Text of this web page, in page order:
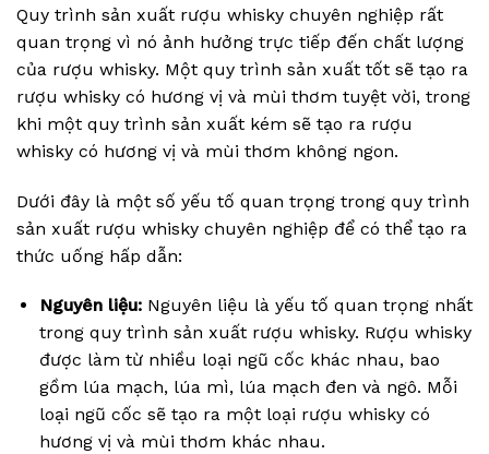
Quy trình sản xuất rượu whisky chuyên nghiệp rất
quan trọng vì nó ảnh hưởng trực tiếp đến chất lượng
của rượu whisky. Một quy trình sản xuất tốt sẽ tạo ra
rượu whisky có hương vị và mùi thơm tuyệt vời, trong
khi một quy trình sản xuất kém sẽ tạo ra rượu
whisky có hương vị và mùi thơm không ngon.
Dưới đây là một số yếu tố quan trọng trong quy trình
sản xuất rượu whisky chuyên nghiệp để có thể tạo ra
thức uống hấp dẫn:
Nguyên liệu:Nguyên liệu là yếu tố quan trọng nhất
trong quy trình sản xuất rượu whisky. Rượu whisky
được làm từ nhiều loại ngũ cốc khác nhau, bao
gồm lúa mạch, lúa mì, lúa mạch đen và ngô. Mỗi
loại ngũ cốc sẽ tạo ra một loại rượu whisky có
hương vị và mùi thơm khác nhau.